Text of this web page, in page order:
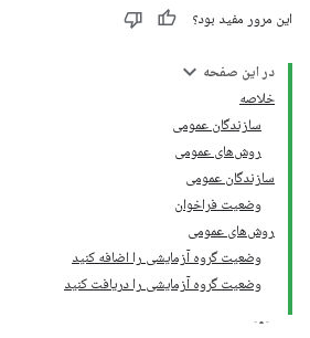
این مرور مفید بود؟
در این صفحه
خلاصه
سازندگان عمومی
روش‌های عمومی
سازندگان عمومی
وضعیت فراخوان
روش‌های عمومی
وضعیت گروه آزمایشی را اضافه کنید
وضعیت گروه آزمایشی را دریافت کنید